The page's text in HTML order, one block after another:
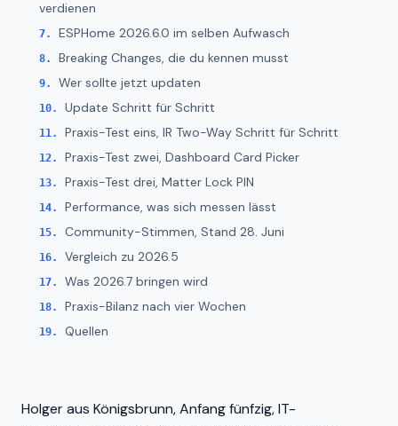
verdienen
ESPHome 2026.6.0 im selben Aufwasch
Breaking Changes, die du kennen musst
Wer sollte jetzt updaten
Update Schritt für Schritt
Praxis-Test eins, IR Two-Way Schritt für Schritt
Praxis-Test zwei, Dashboard Card Picker
Praxis-Test drei, Matter Lock PIN
Performance, was sich messen lässt
Community-Stimmen, Stand 28. Juni
Vergleich zu 2026.5
Was 2026.7 bringen wird
Praxis-Bilanz nach vier Wochen
Quellen
Holger aus Königsbrunn, Anfang fünfzig, IT-